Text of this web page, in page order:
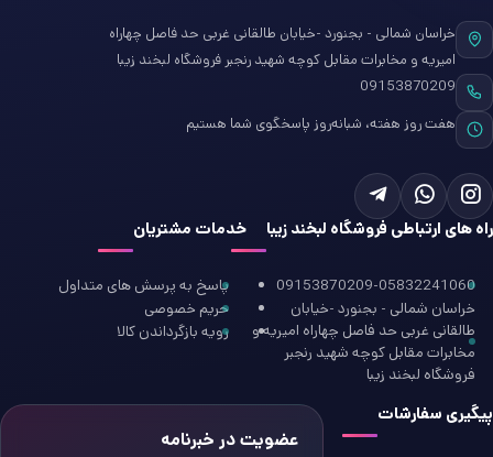
خراسان شمالی - بجنورد -خیابان طالقانی غربی حد فاصل چهاراه
امیریه و مخابرات مقابل کوچه شهید رنجبر فروشگاه لبخند زیبا
09153870209
هفت روز هفته، شبانه‌روز پاسخگوی شما هستیم
راه های ارتباطی فروشگاه لبخند زیبا
09153870209-05832241060
خراسان شمالی - بجنورد -خیابان
طالقانی غربی حد فاصل چهاراه امیریه و
مخابرات مقابل کوچه شهید رنجبر
فروشگاه لبخند زیبا
خدمات مشتریان
پاسخ به پرسش های متداول
حریم خصوصی
رویه بازگرداندن کالا
پیگیری سفارشات
عضویت در خبرنامه